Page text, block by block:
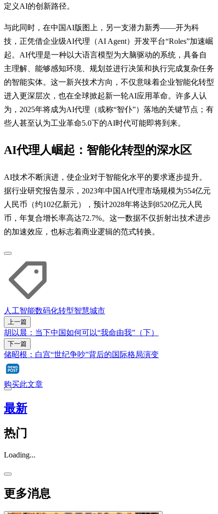
定义AI的创新路径。
与此同时，在中国AI版图上，另一支潜力新秀——开为科
技，正凭借企业级AI代理（AI Agent）开发平台“Roles”加速崛
起。AI代理是一种以大语言模型为大脑驱动的系统，具备自
主理解、能够感知环境、规划並进行决策和执行完成复杂任务
的智能实体。这一新兴技术方向，不仅意味着企业智能化转型
进入更深层次，也在全球掀起新一轮AI应用革命。许多人认
为，2025年将成为AI代理（或称“智仆”）落地的关键节点；有
些人甚至认为工业革命5.0下的AI时代可能即将到来。
AI代理人崛起：智能化转型的深水区
AI技术不断演进，使企业对于智能化水平的要求逐步提升。
据行业研究报告显示，2023年中国AI代理市场规模为554亿元
人民币（约102亿新元），预计2028年将达到8520亿元人民
币，年复合增长率高达72.7%。这一数据不仅折射出技术进步
的加速效应，也标志着商业逻辑的范式转换。
人工智能数码化转型智慧城市
上一篇
胡以晨：当下中国如何可以“我命由我”（下）
下一篇
储昭根：白宫“世纪争吵”背后的国际格局演变
购买此文章
最新
热门
Loading...
更多消息